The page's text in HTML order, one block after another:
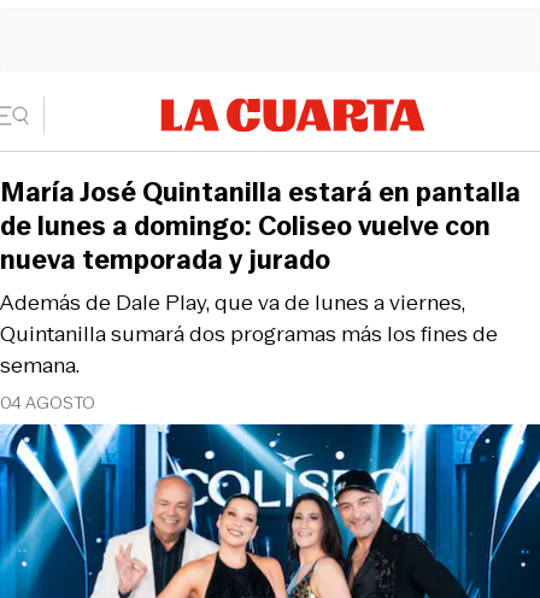
04 AGOSTO
Además de Dale Play, que va de lunes a viernes,
Quintanilla sumará dos programas más los fines de
semana.
María José Quintanilla estará en pantalla
de lunes a domingo: Coliseo vuelve con
nueva temporada y jurado